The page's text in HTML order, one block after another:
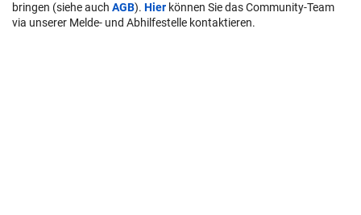
bringen (siehe auch AGB). Hier können Sie das Community-Team
via unserer Melde- und Abhilfestelle kontaktieren.